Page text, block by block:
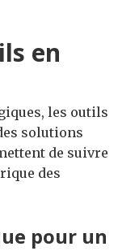
en
les outils
solutions
de suivre
des
pour un